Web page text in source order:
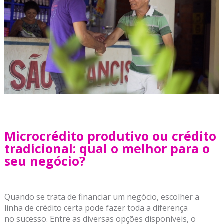
Microcrédito produtivo ou crédito
tradicional: qual o melhor para o
seu negócio?
Quando se trata de financiar um negócio, escolher a
linha de crédito certa pode fazer toda a diferença
no sucesso. Entre as diversas opções disponíveis, o